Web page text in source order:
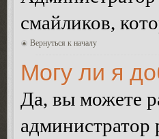
смайликов,
Вернуться к началу
Могу ли я
Да, вы можете
администратор